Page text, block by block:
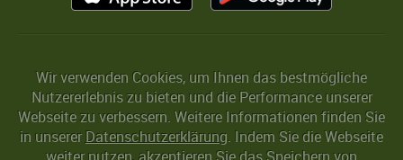
Wir verwenden Cookies, um Ihnen das bestmögliche
Nutzererlebnis zu bieten und die Performance unserer
Webseite zu verbessern. Weitere Informationen finden Sie
in unserer Datenschutzerklärung. Indem Sie die Webseite